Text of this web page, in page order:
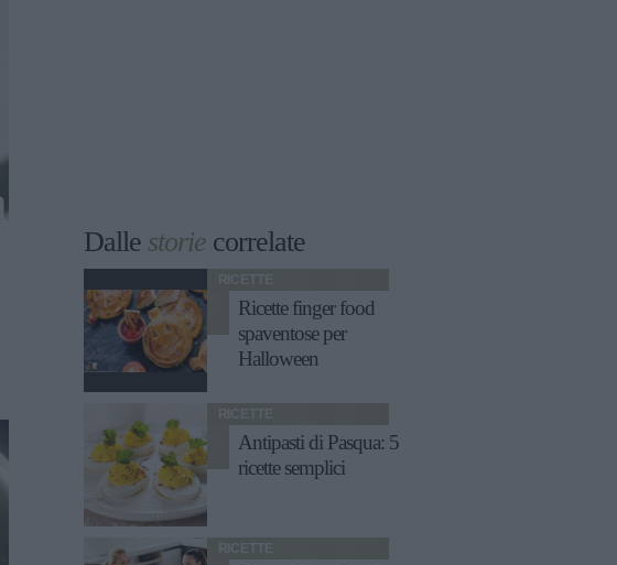
Dalle storie correlate
RICETTE
Ricette finger food
spaventose per
Halloween
RICETTE
Antipasti di Pasqua: 5
ricette semplici
RICETTE